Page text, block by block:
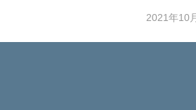
2021年10